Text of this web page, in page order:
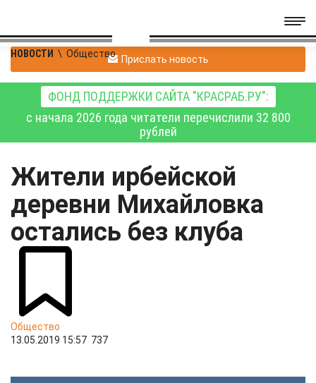
НОВОСТИ \ Общество Прислать новость
ФОНД ПОДДЕРЖКИ САЙТА "КРАСРАБ.РУ":
с начала 2026 года читатели перечислили 32 800
рублей
Жители ирбейской
деревни Михайловка
остались без клуба
Общество
13.05.2019 15:57 737